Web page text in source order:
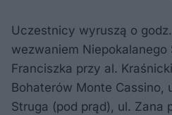
Uczestnicy wyruszą o godz.
wezwaniem Niepokalanego
Franciszka przy al.
Bohaterów Monte Cassino,
Struga (pod prąd), ul. Zana